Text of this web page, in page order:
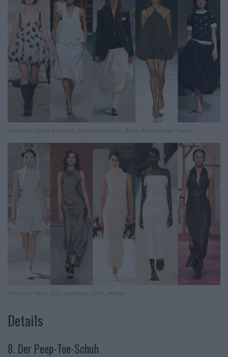
Von links: Cecilie Bahnsen, Victoria Beckham, Rohk, Andreadamo, Marni
Von links: Akris, Esh, Sportmax, Tod’s, Hermès
Details
8. Der Peep-Toe-Schuh